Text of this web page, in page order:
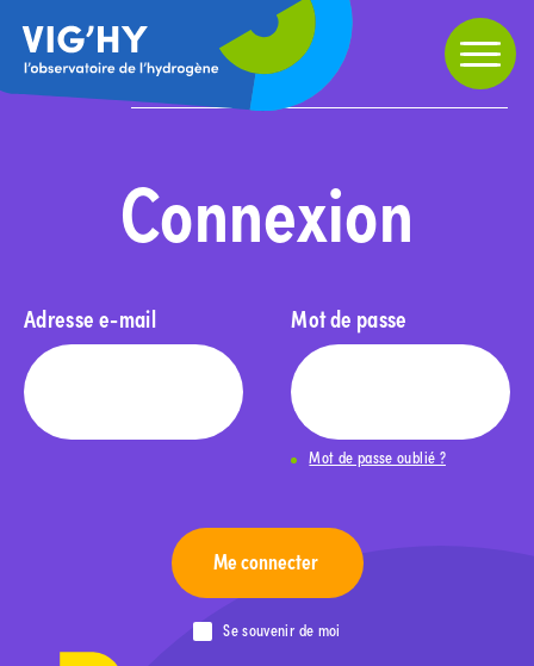
Home»Connexion
Partager
Connexion
Adresse e-mail Mot de passe
Mot de passe oublié ?
Me connecter
Se souvenir de moi